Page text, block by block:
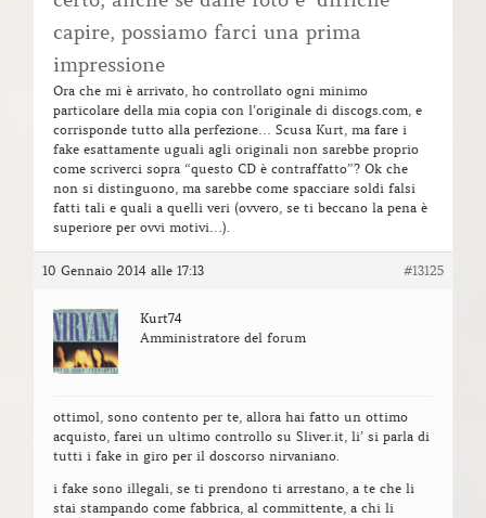
capire, possiamo farci una prima
impressione
Ora che mi è arrivato, ho controllato ogni minimo
particolare della mia copia con l’originale di discogs.com, e
corrisponde tutto alla perfezione… Scusa Kurt, ma fare i
fake esattamente uguali agli originali non sarebbe proprio
come scriverci sopra “questo CD è contraffatto”? Ok che
non si distinguono, ma sarebbe come spacciare soldi falsi
fatti tali e quali a quelli veri (ovvero, se ti beccano la pena è
superiore per ovvi motivi…).
10 Gennaio 2014 alle 17:13 #13125
Kurt74
Amministratore del forum
ottimol, sono contento per te, allora hai fatto un ottimo
acquisto, farei un ultimo controllo su Sliver.it, li’ si parla di
tutti i fake in giro per il doscorso nirvaniano.
i fake sono illegali, se ti prendono ti arrestano, a te che li
stai stampando come fabbrica, al committente, a chi li